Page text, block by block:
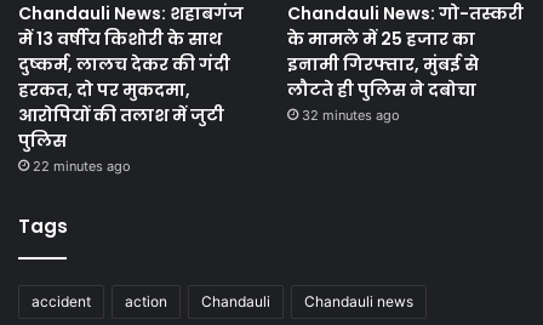
Chandauli News: शहाबगंज
में 13 वर्षीय किशोरी के साथ
दुष्कर्म, लालच देकर की गंदी
हरकत, दो पर मुकदमा,
आरोपियों की तलाश में जुटी
पुलिस
22 minutes ago
Chandauli News: गो-तस्करी
के मामले में 25 हजार का
इनामी गिरफ्तार, मुंबई से
लौटते ही पुलिस ने दबोचा
32 minutes ago
Tags
accident action Chandauli Chandauli news